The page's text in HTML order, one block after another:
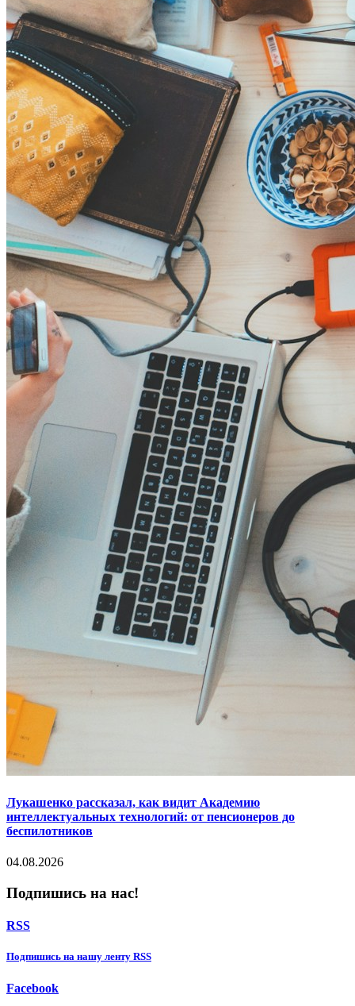
Лукашенко рассказал, как видит Академию
интеллектуальных технологий: от пенсионеров до
беспилотников
04.08.2026
Подпишись на нас!
RSS
Подпишиcь на нашу ленту RSS
Facebook